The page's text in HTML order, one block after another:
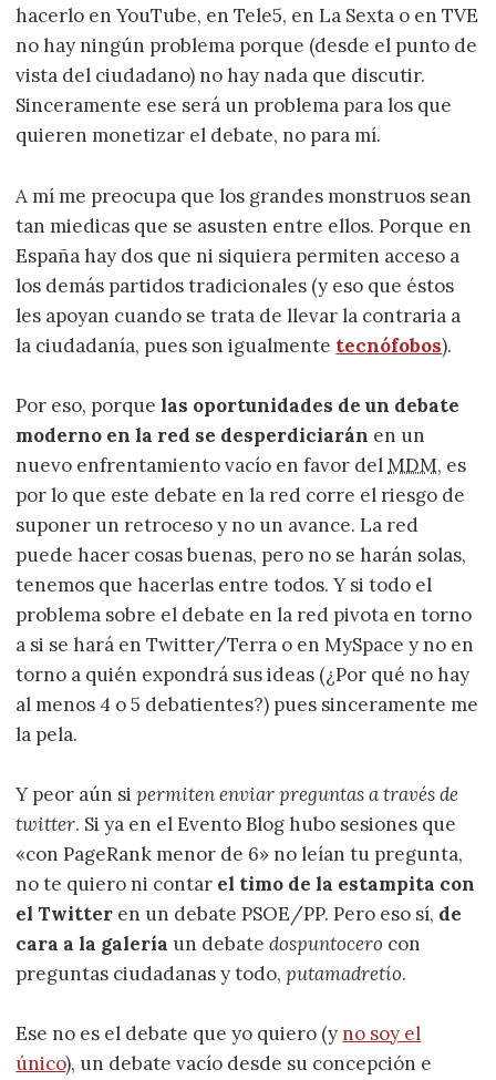
hacerlo en YouTube, en Tele5, en La Sexta o en TVE
no hay ningún problema porque (desde el punto de
vista del ciudadano) no hay nada que discutir.
Sinceramente ese será un problema para los que
quieren monetizar el debate, no para mí.
A mí me preocupa que los grandes monstruos sean
tan miedicas que se asusten entre ellos. Porque en
España hay dos que ni siquiera permiten acceso a
los demás partidos tradicionales (y eso que éstos
les apoyan cuando se trata de llevar la contraria a
la ciudadanía, pues son igualmente tecnófobos).
Por eso, porque las oportunidades de un debate
moderno en la red se desperdiciarán en un
nuevo enfrentamiento vacío en favor delMDM, es
por lo que este debate en la red corre el riesgo de
suponer un retroceso y no un avance. La red
puede hacer cosas buenas, pero no se harán solas,
tenemos que hacerlas entre todos. Y si todo el
problema sobre el debate en la red pivota en torno
a si se hará en Twitter/Terra o en MySpace y no en
torno a quién expondrá sus ideas (¿Por qué no hay
al menos 4 o 5 debatientes?) pues sinceramente me
la pela.
Y peor aún sipermiten enviar preguntas a través de
twitter. Si ya en el Evento Blog hubo sesiones que
«con PageRank menor de 6» no leían tu pregunta,
no te quiero ni contar el timo de la estampita con
el Twitter en un debate PSOE/PP. Pero eso sí, de
cara a la galería un debatedospuntocero con
preguntas ciudadanas y todo,putamadretío.
Ese no es el debate que yo quiero (yno soy el
único), un debate vacío desde su concepción e